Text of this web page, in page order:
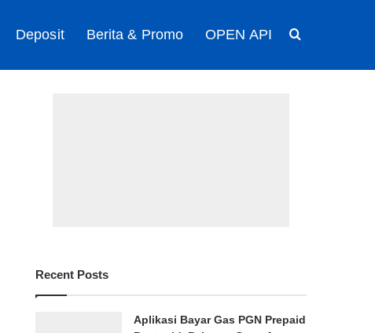
Deposit Berita & Promo OPEN API
Recent Posts
Aplikasi Bayar Gas PGN Prepaid